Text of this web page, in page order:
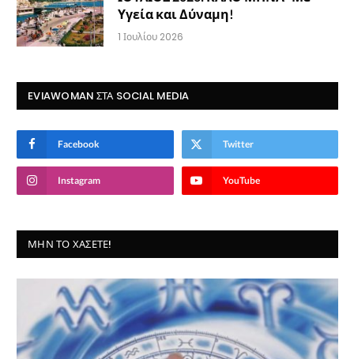
Υγεία και Δύναμη!
1 Ιουλίου 2026
EVIAWOMAN ΣΤΑ SOCIAL MEDIA
Facebook Twitter
Instagram YouTube
ΜΗΝ ΤΟ ΧΆΣΕΤΕ!